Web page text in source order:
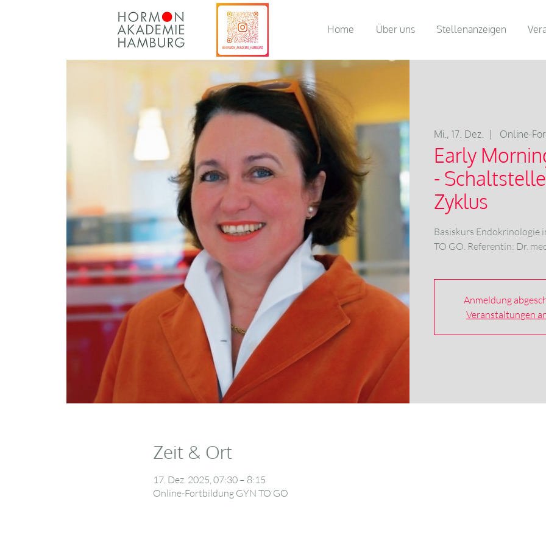
Home Über uns Stellenanzeigen
Mi., 17. Dez. Online-
Early
-
Zyklus
Basiskurs Endokrinologie
TO GO. Referentin: Dr.
Anmeldung
Veranstaltungen
Zeit & Ort
17. Dez. 2025, 07:30 – 8:15
Online-Fortbildung GYN TO GO